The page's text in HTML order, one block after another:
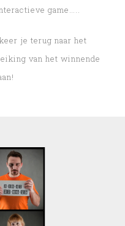
game…..
je terug naar het
van het winnende